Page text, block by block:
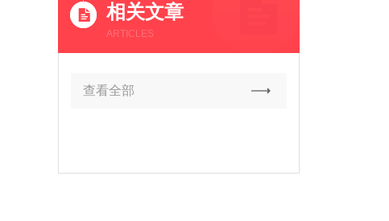
相关文章
ARTICLES
查看全部